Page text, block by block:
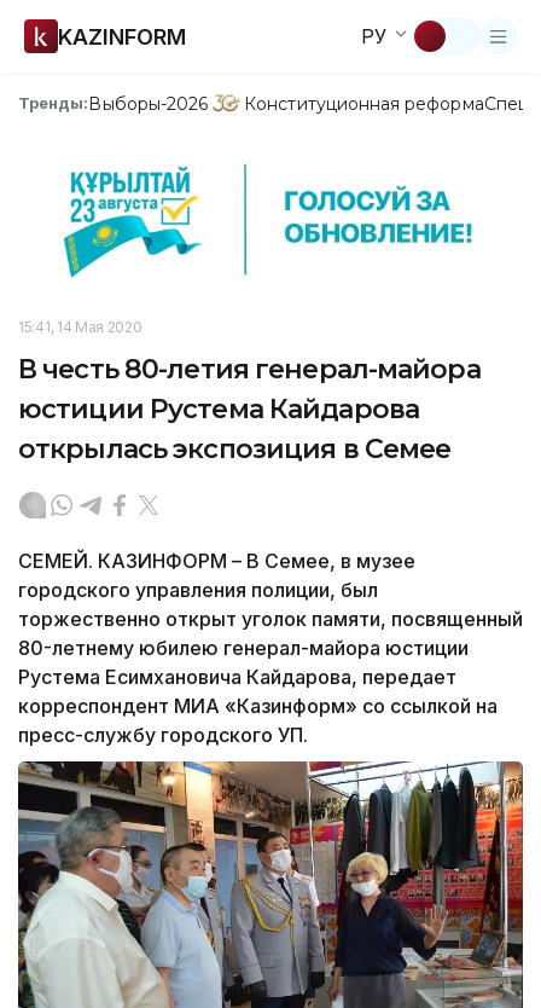
KAZINFORM РУ
Тренды:Выборы-2026 Конституционная реформа
15:41, 14 Мая 2020
В честь 80-летия генерал-майора
юстиции Рустема Кайдарова
открылась экспозиция в Семее
СЕМЕЙ. КАЗИНФОРМ – В Семее, в музее
городского управления полиции, был
торжественно открыт уголок памяти, посвященный
80-летнему юбилею генерал-майора юстиции
Рустема Есимхановича Кайдарова, передает
корреспондент МИА «Казинформ» со ссылкой на
пресс-службу городского УП.